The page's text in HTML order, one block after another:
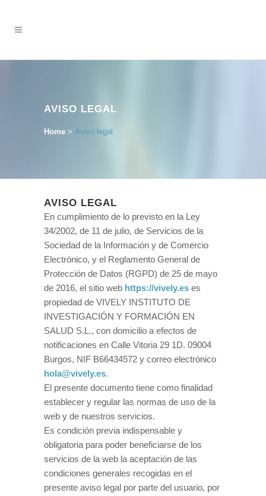
AVISO LEGAL
Home > Aviso legal
AVISO LEGAL
En cumplimiento de lo previsto en la Ley
34/2002, de 11 de julio, de Servicios de la
Sociedad de la Información y de Comercio
Electrónico, y el Reglamento General de
Protección de Datos (RGPD) de 25 de mayo
de 2016, el sitio web https://vively.es es
propiedad de VIVELY INSTITUTO DE
INVESTIGACIÓN Y FORMACIÓN EN
SALUD S.L., con domicilio a efectos de
notificaciones en Calle Vitoria 29 1D. 09004
Burgos, NIF B66434572 y correo electrónico
hola@vively.es.
El presente documento tiene como finalidad
establecer y regular las normas de uso de la
web y de nuestros servicios.
Es condición previa indispensable y
obligatoria para poder beneficiarse de los
servicios de la web la aceptación de las
condiciones generales recogidas en el
presente aviso legal por parte del usuario, por